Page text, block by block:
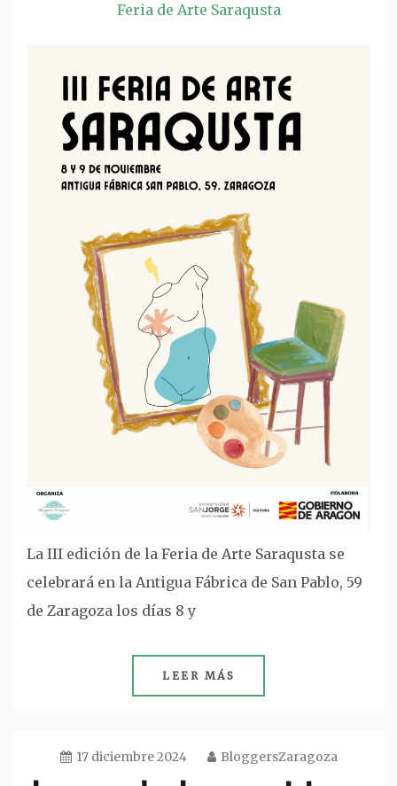
Feria de Arte Saraqusta
La III edición de la Feria de Arte Saraqusta se
celebrará en la Antigua Fábrica de San Pablo, 59
de Zaragoza los días 8 y
LEER MÁS
17 diciembre 2024 BloggersZaragoza